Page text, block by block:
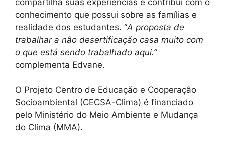
compartilha suas experiências e contribui com o
conhecimento que possui sobre as famílias e
realidade dos estudantes. “A proposta de
trabalhar a não desertificação casa muito com
o que está sendo trabalhado aqui.”
complementa Edvane.
O Projeto Centro de Educação e Cooperação
Socioambiental (CECSA-Clima) é financiado
pelo Ministério do Meio Ambiente e Mudança
do Clima (MMA).